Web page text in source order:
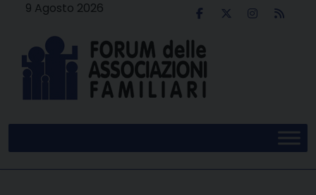
9 Agosto 2026